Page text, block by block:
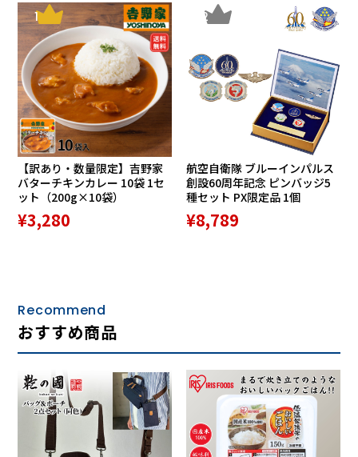
■ 時代を紡ぎ、品格を纏う。
「ちょっとした外出。それでいて気取らないおしゃれ感。」
そんな大人の余裕を体現してくれるこのバッグは、オフの日
だけでなく、ビジネスシーンにおいても確かな存在感を放ち
ます。
お気に入りのカフェで一息つく「自分時間を楽しむ休日の相
棒」として。あるいは、A4書類を端然と携え、知的な印象を
添える「ビジネスのパートナー」として。鞄の聖地・豊岡で
磨き抜かれた職人技と、世界に誇る「井原デニム」の出会い
から生まれたこの逸品は、あらゆる場面で手にするたびにそ
の確かな価値を実感させてくれます。
濡れ、汗、アルコール等により色落ちや色移りすることがあ
ります。特に白や淡色の衣服・製品との接触にはご注意くだ
さい。
1
【訳あり・数量限定】吉野家
バターチキンカレー 10袋 1セ
ット（200g×10袋）
¥3,280
2
航空自衛隊 ブルーインパルス
創設60周年記念 ピンバッジ5
種セット PX限定品 1個
¥8,789
Recommend
おすすめ商品